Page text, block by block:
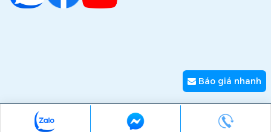
Copyright © 2026 zumi.com.vn - Giải pháp nâng tầm giá trị
Báo giá nhanh